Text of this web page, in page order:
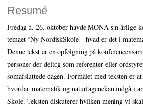
Resumé
Fredag d. 26. oktober havde MONA sin årlige
temaet “Ny NordiskSkole – hvad er det i
Denne tekst er en opfølgning på
personer der deltog som referenter eller
somafsluttede dagen. Formålet med teksten er
hvordan matematik og naturfagenekan indgå i
Skole. Teksten diskuterer hvilken mening vi